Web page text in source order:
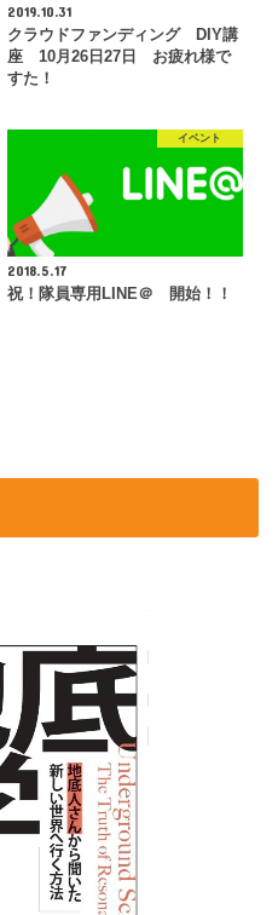
2019.10.31
クラウドファンディング DIY講
座 10月26日27日 お疲れ様で
すた！
イベント
2018.5.17
祝！隊員専用LINE＠ 開始！！